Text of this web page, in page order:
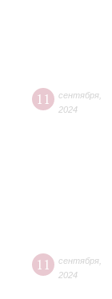
11 сентября
2024
11 сентября
2024